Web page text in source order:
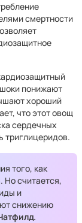
смертности
понижают
хороший
что этот овощ
сердечных
триглицеридов.
того, как
Но считается,
и
снижению